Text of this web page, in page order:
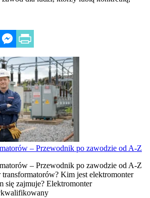
– Przewodnik po zawodzie od A-Z
– Przewodnik po zawodzie od A-Z
Kim jest elektromonter
się zajmuje? Elektromonter